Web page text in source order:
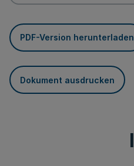
PDF-Version herunterladen
Dokument ausdrucken
I